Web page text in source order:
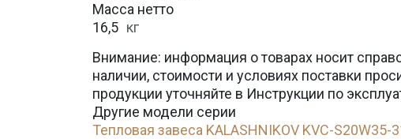
Масса нетто
16,5 кг
Внимание: информация о товарах носит
наличии, стоимости и условиях поставки
продукции уточняйте в Инструкции по
Другие модели серии
Тепловая завеса KALASHNIKOV KVC-S20W35-